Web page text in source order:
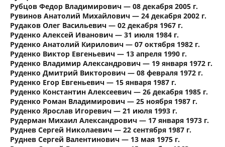
Рубцов Федор Владимирович — 08 декабря 2005 г.
Рувинов Анатолий Михайлович — 24 декабря 2002 г.
Рудаков Олег Васильевич — 02 декабря 1967 г.
Руденко Алексей Иванович — 31 июля 1984 г.
Руденко Анатолий Кирилович — 07 октября 1982 г.
Руденко Виктор Евгеньевич — 13 апреля 1990 г.
Руденко Владимир Александрович — 19 января 1972 г.
Руденко Дмитрий Викторович — 08 февраля 1972 г.
Руденко Егор Евгеньевич — 15 января 1987 г.
Руденко Константин Алексеевич — 26 декабря 1985 г.
Руденко Роман Владимирович — 25 ноября 1987 г.
Руденко Ярослав Игоревич — 21 июля 1993 г.
Рудерман Михаил Александрович — 17 января 1973 г.
Руднев Сергей Николаевич — 22 сентября 1987 г.
Руднев Сергей Валентинович — 13 мая 1975 г.